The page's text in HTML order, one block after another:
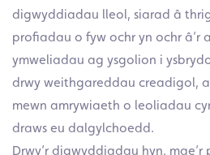
digwyddiadau lleol, siarad â
profiadau o fyw ochr yn ochr â’r
ymweliadau ag ysgolion i
drwy weithgareddau creadigol,
mewn amrywiaeth o leoliadau
draws eu dalgylchoedd.
Drwy’r digwyddiadau hyn, mae’r